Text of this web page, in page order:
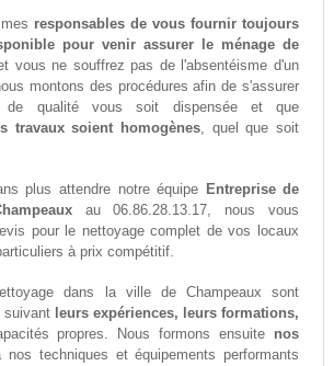
responsables de vous fournir toujours
pour venir assurer le ménage de
vous ne souffrez pas de l'absentéisme d'un
montons des procédures afin de s'assurer
de qualité vous soit dispensée et que
travaux soient homogènes, quel que soit
plus attendre notre équipe Entreprise de
au 06.86.28.13.17, nous vous
pour le nettoyage complet de vos locaux
à prix compétitif.
dans la ville de Champeaux sont
suivant leurs expériences, leurs formations,
propres. Nous formons ensuite nos
techniques et équipements performants